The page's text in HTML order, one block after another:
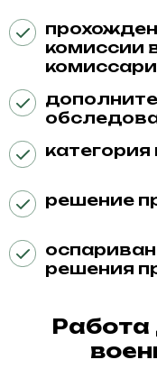
комиссии
решение
решения
Работа